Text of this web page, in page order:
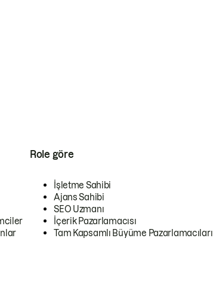
Role göre
İşletme Sahibi
Ajans Sahibi
SEO Uzmanı
İçerik Pazarlamacısı
Tam Kapsamlı Büyüme Pazarlamacıları